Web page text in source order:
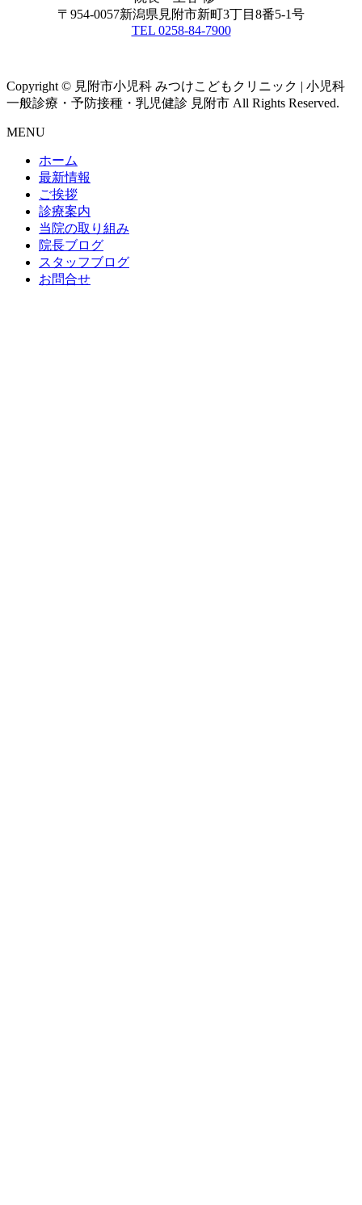
〒954-0057新潟県見附市新町3丁目8番5-1号
TEL 0258-84-7900
Copyright © 見附市小児科 みつけこどもクリニック | 小児科
一般診療・予防接種・乳児健診 見附市 All Rights Reserved.
MENU
ホーム
最新情報
ご挨拶
診療案内
当院の取り組み
院長ブログ
スタッフブログ
お問合せ